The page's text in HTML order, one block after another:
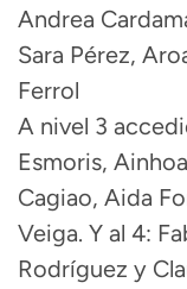
Andrea
Sara Pérez,
Ferrol
A nivel 3
Esmoris,
Cagiao, Aida
Veiga. Y al 4:
Rodríguez y